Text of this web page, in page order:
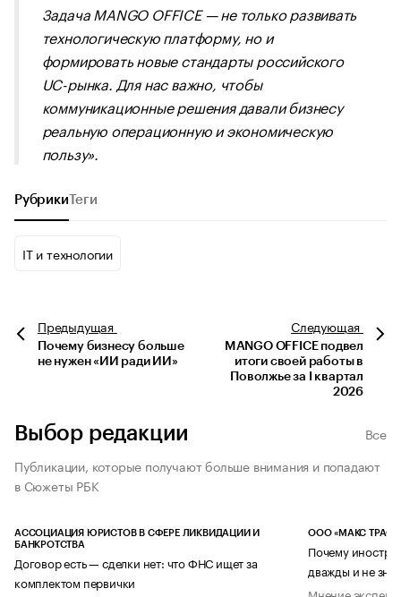
Задача MANGO OFFICE — не только развивать
технологическую платформу, но и
формировать новые стандарты российского
UC-рынка. Для нас важно, чтобы
коммуникационные решения давали бизнесу
реальную операционную и экономическую
пользу».
РубрикиТеги
IT и технологии
Предыдущая
Почему бизнесу больше
не нужен «ИИ ради ИИ»
Следующая
MANGO OFFICE подвел
итоги своей работы в
Поволжье за I квартал
2026
Выбор редакции
Все
Публикации, которые получают больше внимания и попадают
в Сюжеты РБК
АССОЦИАЦИЯ ЮРИСТОВ В СФЕРЕ ЛИКВИДАЦИИ И
БАНКРОТСТВА
Договор есть — сделки нет: что ФНС ищет за
комплектом первички
ООО «МАКС ТРАСТ»
Почему
дважды и не
Мнение